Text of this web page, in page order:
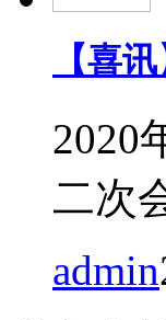
【喜
2020
二次
admin